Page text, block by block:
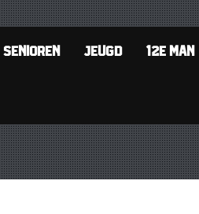
SENIOREN JEUGD 12E MAN